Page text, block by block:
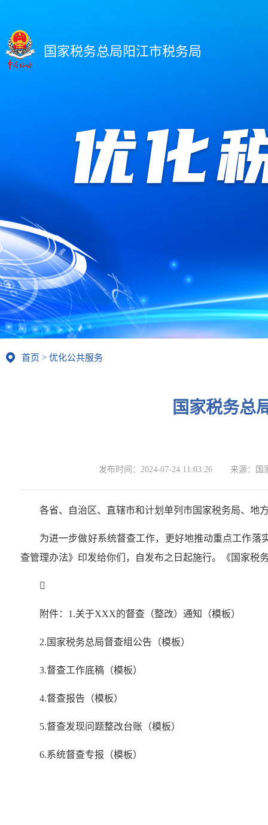
国家税务总局阳江市税务局
首页 > 优化公共服务
国家税务总
发布时间： 2024-07-24 11:03:26 来源： 国
各省、自治区、直辖市和计划单列市国家税务局、地
为进一步做好系统督查工作，更好地推动重点工作落
查管理办法》印发给你们，自发布之日起施行。《国家税

附件：1.关于XXX的督查（整改）通知（模板）
2.国家税务总局督查组公告（模板）
3.督查工作底稿（模板）
4.督查报告（模板）
5.督查发现问题整改台账（模板）
6.系统督查专报（模板）